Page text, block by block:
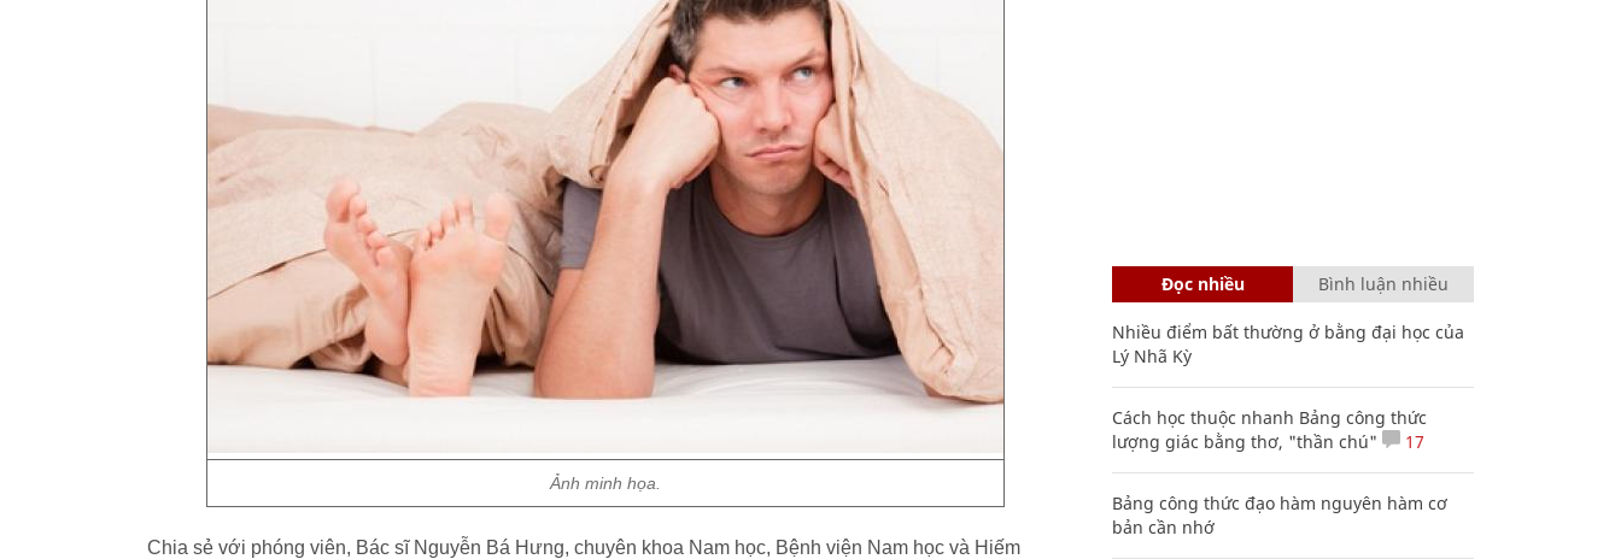
Ảnh minh họa.
Chia sẻ với phóng viên, Bác sĩ Nguyễn Bá Hưng, chuyên khoa Nam học, Bệnh viện Nam học và Hiếm
Đọc nhiều Bình luận nhiều
Nhiều điểm bất thường ở bằng đại học của
Lý Nhã Kỳ
Cách học thuộc nhanh Bảng công thức
lượng giác bằng thơ, "thần chú"
17
Bảng công thức đạo hàm nguyên hàm cơ
bản cần nhớ